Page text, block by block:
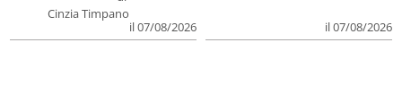
Cinzia Timpano
il 07/08/2026
il 07/08/2026